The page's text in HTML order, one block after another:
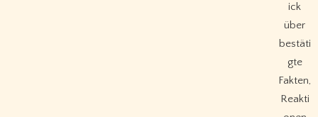
ick
über
bestäti
gte
Fakten,
Reakti